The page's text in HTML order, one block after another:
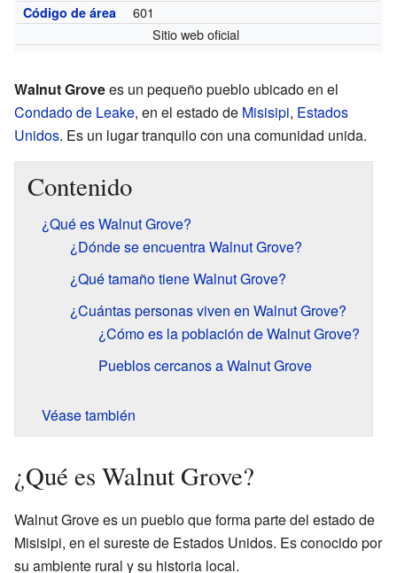
Código de área
601
Sitio web oficial
Walnut Grovees un pequeño pueblo ubicado en el
Condado de Leake, en el estado de Misisipi, Estados
Unidos. Es un lugar tranquilo con una comunidad unida.
Contenido
¿Qué es Walnut Grove?
¿Dónde se encuentra Walnut Grove?
¿Qué tamaño tiene Walnut Grove?
¿Cuántas personas viven en Walnut Grove?
¿Cómo es la población de Walnut Grove?
Pueblos cercanos a Walnut Grove
Véase también
¿Qué es Walnut Grove?
Walnut Grove es un pueblo que forma parte del estado de
Misisipi, en el sureste de Estados Unidos. Es conocido por
su ambiente rural y su historia local.